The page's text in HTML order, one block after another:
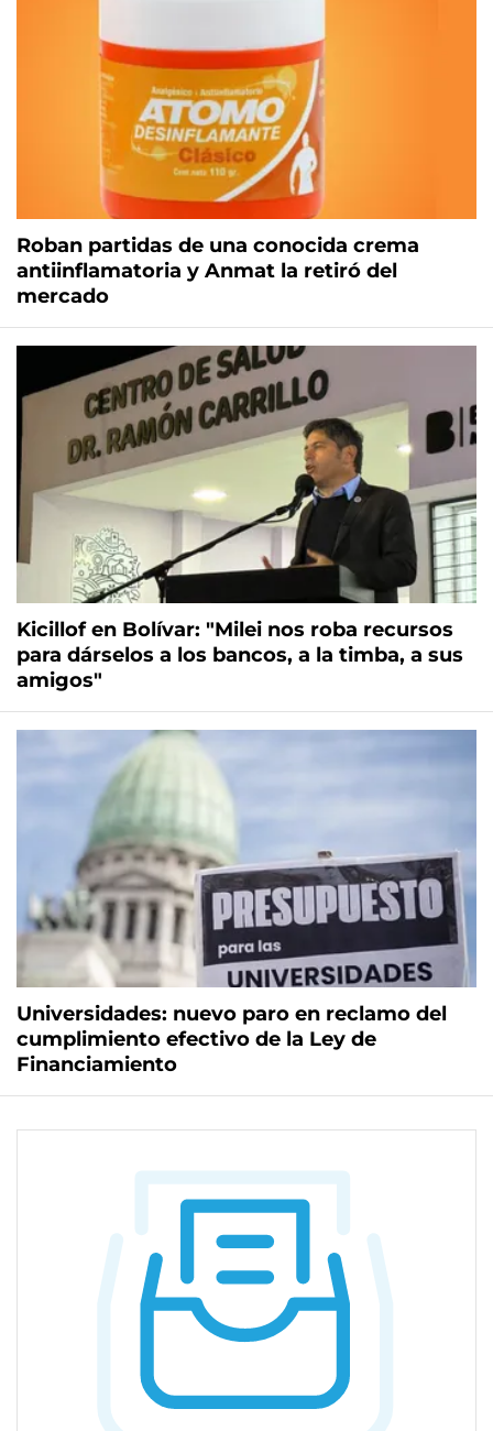
Roban partidas de una conocida crema
antiinflamatoria y Anmat la retiró del
mercado
Kicillof en Bolívar: "Milei nos roba recursos
para dárselos a los bancos, a la timba, a sus
amigos"
Universidades: nuevo paro en reclamo del
cumplimiento efectivo de la Ley de
Financiamiento